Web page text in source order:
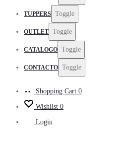
TUPPERS Toggle
OUTLET Toggle
CATALOGO Toggle
CONTACTO Toggle
Shopping Cart 0
Wishlist 0
Login